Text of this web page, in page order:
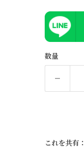
数量
これを共有：